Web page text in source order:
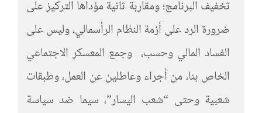
تخفيف البرنامج؛ ومقاربة ثانية مؤداها التركيز على
ضرورة الرد على أزمة النظام الرأسمالي، وليس على
الفساد المالي وحسب، وجمع المعسكر الاجتماعي
الخاص بنا، من أجراء وعاطلين عن العمل، وطبقات
شعبية وحتى “شعب اليسار”، سيما ضد سياسة